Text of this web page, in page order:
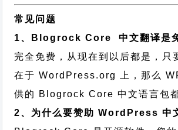
常见问题
1、Blogrock Core 中文翻译是
完全免费，从现在到以后都是，只
在于 WordPress.org 上，那么
供的 Blogrock Core 中文语言包都
2、为什么要赞助 WordPress 中